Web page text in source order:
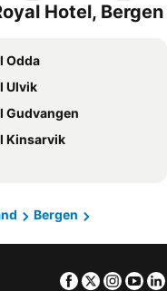
Hotel, Bergen
Odda
Ulvik
Gudvangen
Kinsarvik
Bergen
Facebook
Twitter